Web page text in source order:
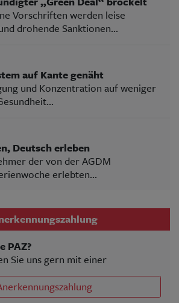
Vorschriften werden leise
drohende Sanktionen...
auf Kante genäht
und Konzentration auf weniger
Deutsch erleben
der von der AGDM
erlebten...
PAZ?
Sie uns gern mit einer